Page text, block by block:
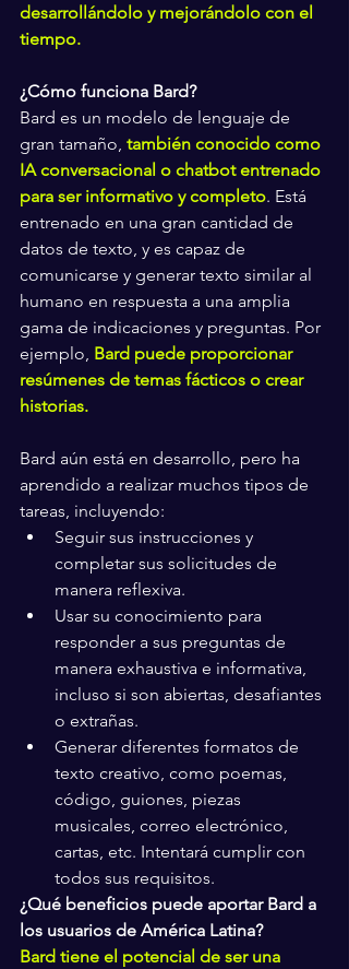
desarrollándolo y mejorándolo con el
tiempo.
¿Cómo funciona Bard?
Bard es un modelo de lenguaje de
gran tamaño, también conocido como
IA conversacional o chatbot entrenado
para ser informativo y completo. Está
entrenado en una gran cantidad de
datos de texto, y es capaz de
comunicarse y generar texto similar al
humano en respuesta a una amplia
gama de indicaciones y preguntas. Por
ejemplo, Bard puede proporcionar
resúmenes de temas fácticos o crear
historias.
Bard aún está en desarrollo, pero ha
aprendido a realizar muchos tipos de
tareas, incluyendo:
Seguir sus instrucciones y
completar sus solicitudes de
manera reflexiva.
Usar su conocimiento para
responder a sus preguntas de
manera exhaustiva e informativa,
incluso si son abiertas, desafiantes
o extrañas.
Generar diferentes formatos de
texto creativo, como poemas,
código, guiones, piezas
musicales, correo electrónico,
cartas, etc. Intentará cumplir con
todos sus requisitos.
¿Qué beneficios puede aportar Bard a
los usuarios de América Latina?
Bard tiene el potencial de ser una